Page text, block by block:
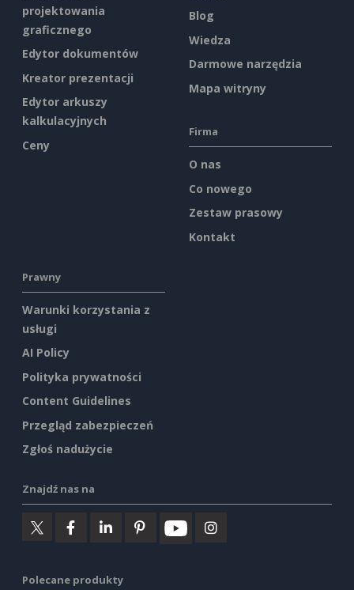
projektowania
graficznego
Edytor dokumentów
Kreator prezentacji
Edytor arkuszy
kalkulacyjnych
Ceny
Blog
Wiedza
Darmowe narzędzia
Mapa witryny
Firma
O nas
Co nowego
Zestaw prasowy
Kontakt
Prawny
Warunki korzystania z
usługi
AI Policy
Polityka prywatności
Content Guidelines
Przegląd zabezpieczeń
Zgłoś nadużycie
Znajdź nas na
Polecane produkty